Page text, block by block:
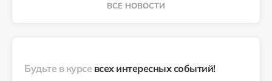
ВСЕ НОВОСТИ
Будьте в курсе всех интересных событий!